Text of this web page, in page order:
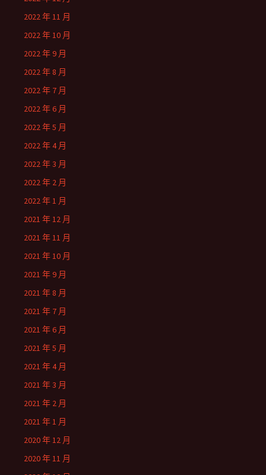
2022 年 11 月
2022 年 10 月
2022 年 9 月
2022 年 8 月
2022 年 7 月
2022 年 6 月
2022 年 5 月
2022 年 4 月
2022 年 3 月
2022 年 2 月
2022 年 1 月
2021 年 12 月
2021 年 11 月
2021 年 10 月
2021 年 9 月
2021 年 8 月
2021 年 7 月
2021 年 6 月
2021 年 5 月
2021 年 4 月
2021 年 3 月
2021 年 2 月
2021 年 1 月
2020 年 12 月
2020 年 11 月